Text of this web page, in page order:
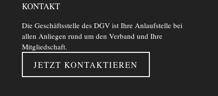
KONTAKT
Die Geschäftsstelle des DGV ist Ihre Anlaufstelle bei
allen Anliegen rund um den Verband und Ihre
Mitgliedschaft.
JETZT KONTAKTIEREN